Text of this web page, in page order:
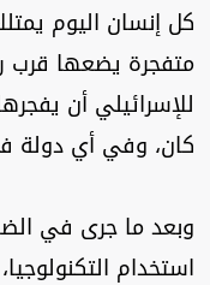
كل إنسان اليوم
متفجرة يضعها
للإسرائيلي أن
كان، وفي أي دولة
وبعد ما جرى في
استخدام